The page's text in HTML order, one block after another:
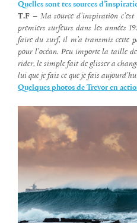
Quelles sont tes sources
T.F – Ma source d’inspiration
premiers surfeurs dans les années
faire du surf, il m’a transmis cette
pour l’océan. Peu importe la taille
rider, le simple fait de glisser a
lui que je fais ce que je fais
Quelques photos de Trevor en